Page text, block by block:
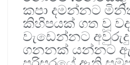
කපා දමන්නට
කිහිපයක් ගත වූ
වැඩෙන්නට
ගනනක් යන්නට